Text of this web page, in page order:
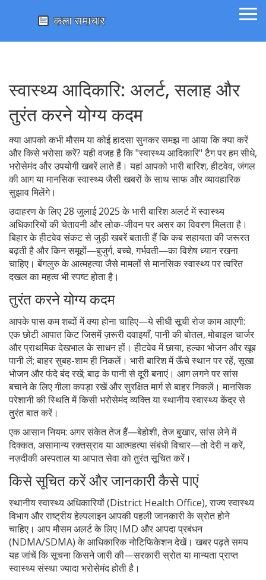
स्वास्थ्य आदिकारि: अलर्ट, सलाह और
तुरंत करने योग्य कदम
क्या आपको कभी मौसम या कोई हादसा सुनकर समझ ना आया कि क्या करें
और किसे भरोसा करें? यही वजह है कि "स्वास्थ्य आदिकारि" टैग पर हम सीधे,
भरोसेमंद और उपयोगी खबरें लाते हैं। यहां आपको भारी बारिश, हीटवेव, जंगल
की आग या मानसिक स्वास्थ्य जैसी खबरों के साथ साफ और व्यावहारिक
सुझाव मिलेंगे।
उदाहरण के लिए 28 जुलाई 2025 के भारी बारिश अलर्ट में स्वास्थ्य
अधिकारियों की चेतावनी और लोक-जीवन पर असर का विवरण मिलता है।
बिहार के हीटवेव संकट से जुड़ी खबरें बताती हैं कि कब सहायता की जरूरत
बढ़ती है और किन समूहों—बुजुर्ग, बच्चे, गर्भवती—का विशेष ध्यान रखना
चाहिए। बेंगलुरु के आत्महत्या जैसे मामलों से मानसिक स्वास्थ्य पर त्वरित
दखल का महत्व भी स्पष्ट होता है।
तुरंत करने योग्य कदम
आपके पास कम शब्दों में क्या होना चाहिए—ये सीधी सूची रोज काम आएगी:
एक छोटी आपात किट जिसमें ज़रूरी दवाइयाँ, पानी की बोतल, मोबाइल चार्जर
और प्राथमिक देखभाल के साधन हों। हीटवेव में छाया, हल्का भोजन और खूब
पानी लें; बाहर सुबह-शाम ही निकलें। भारी बारिश में ऊँचे स्थान पर रहें, सूखा
भोजन और फंदे बंद रखें; बाढ़ के पानी से दूरी बनाएं। आग लगने पर सांस
बचाने के लिए गीला कपड़ा रखें और सुरक्षित मार्ग से बाहर निकलें। मानसिक
परेशानी की स्थिति में किसी भरोसेमंद व्यक्ति या स्थानीय स्वास्थ्य केंद्र से
तुरंत बात करें।
एक आसान नियम: अगर संकेत तेज हैं—बेहोशी, तेज बुखार, सांस लेने में
दिक्कत, असामान्य रक्तस्राव या आत्महत्या संबंधी विचार—तो देरी न करें,
नज़दीकी अस्पताल या आपात सेवा को तुरंत सूचित करें।
किसे सूचित करें और जानकारी कैसे पाएं
स्थानीय स्वास्थ्य अधिकारियों (District Health Office), राज्य स्वास्थ्य
विभाग और राष्ट्रीय हेल्पलाइन आपकी पहली जानकारी के स्रोत होने
चाहिए। आप मौसम अलर्ट के लिए IMD और आपदा प्रबंधन
(NDMA/SDMA) के आधिकारिक नोटिफिकेशन देखें। खबर पढ़ते समय
यह जांचें कि सूचना किसने जारी की—सरकारी स्रोत या मान्यता प्राप्त
स्वास्थ्य संस्था ज्यादा भरोसेमंद होती है।